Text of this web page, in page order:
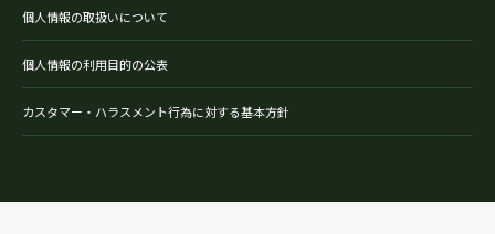
個人情報の取扱いについて
個人情報の利用目的の公表
カスタマー・ハラスメント行為に対する基本方針